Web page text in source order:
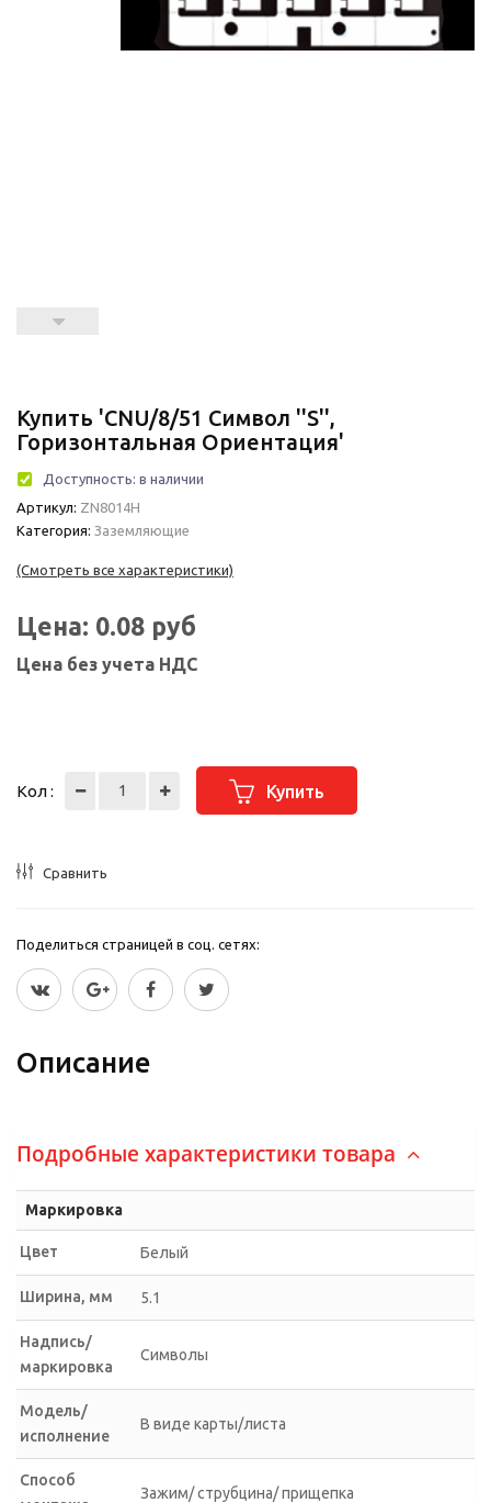
Купить 'CNU/8/51 Символ ''S'',
Горизонтальная Ориентация'
Доступность: в наличии
Артикул: ZN8014H
Категория: Заземляющие
(Смотреть все характеристики)
Цена: 0.08 руб
Цена без учета НДС
Кол : Купить
Сравнить
Поделиться страницей в соц. сетях:
Описание
Подробные характеристики товара
Маркировка
Цвет Белый
Ширина, мм 5.1
Надпись/
маркировка
Символы
Модель/
исполнение
В виде карты/листа
Способ
Зажим/ струбцина/ прищепка